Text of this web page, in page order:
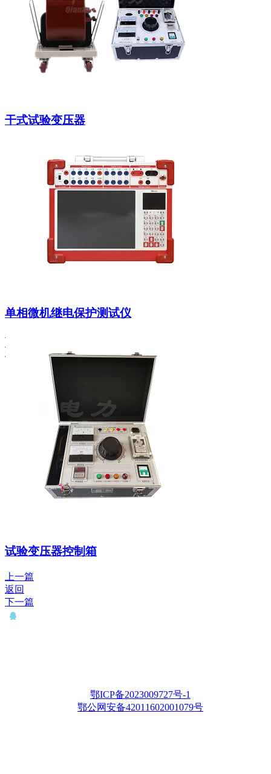
干式试验变压器
单相微机继电保护测试仪
试验变压器控制箱
上一篇
返回
下一篇
鄂ICP备2023009727号-1
鄂公网安备42011602001079号